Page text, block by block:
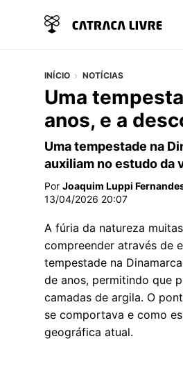
INÍCIO NOTÍCIAS
Uma
anos, e a
Uma tempestade na
auxiliam no estudo da
Por Joaquim Luppi
13/04/2026 20:07
A fúria da natureza
compreender através de
tempestade na
de anos, permitindo que
camadas de argila. O
se comportava e como
geográfica atual.